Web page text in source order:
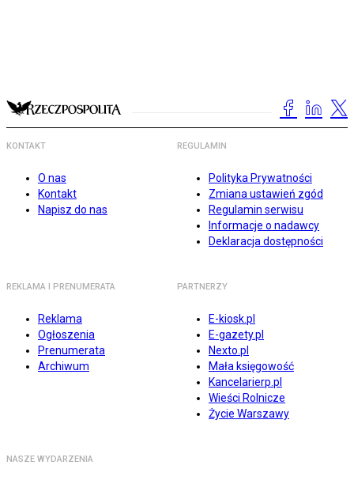
KONTAKT
O nas
Kontakt
Napisz do nas
REGULAMIN
Polityka Prywatności
Zmiana ustawień zgód
Regulamin serwisu
Informacje o nadawcy
Deklaracja dostępności
REKLAMA I PRENUMERATA
Reklama
Ogłoszenia
Prenumerata
Archiwum
PARTNERZY
E-kiosk.pl
E-gazety.pl
Nexto.pl
Mała księgowość
Kancelarierp.pl
Wieści Rolnicze
Życie Warszawy
NASZE WYDARZENIA